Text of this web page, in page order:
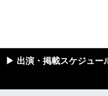
▶︎ 出演・掲載スケジュー